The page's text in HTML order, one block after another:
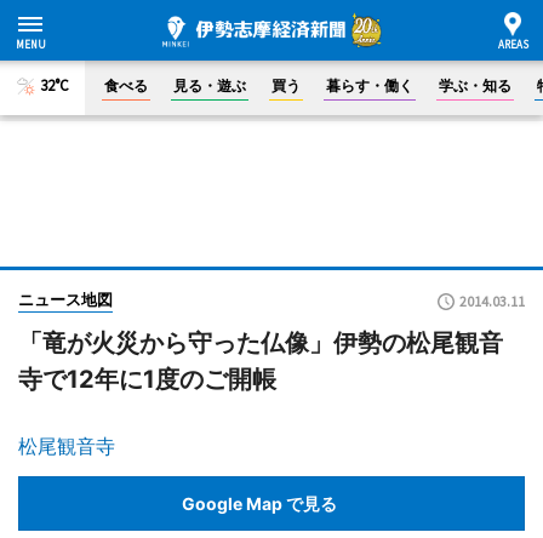
32°C 食べる 見る・遊ぶ 買う 暮らす・働く 学ぶ・知る
ニュース地図 2014.03.11
「竜が火災から守った仏像」伊勢の松尾観音
寺で12年に1度のご開帳
松尾観音寺
Google Map で見る